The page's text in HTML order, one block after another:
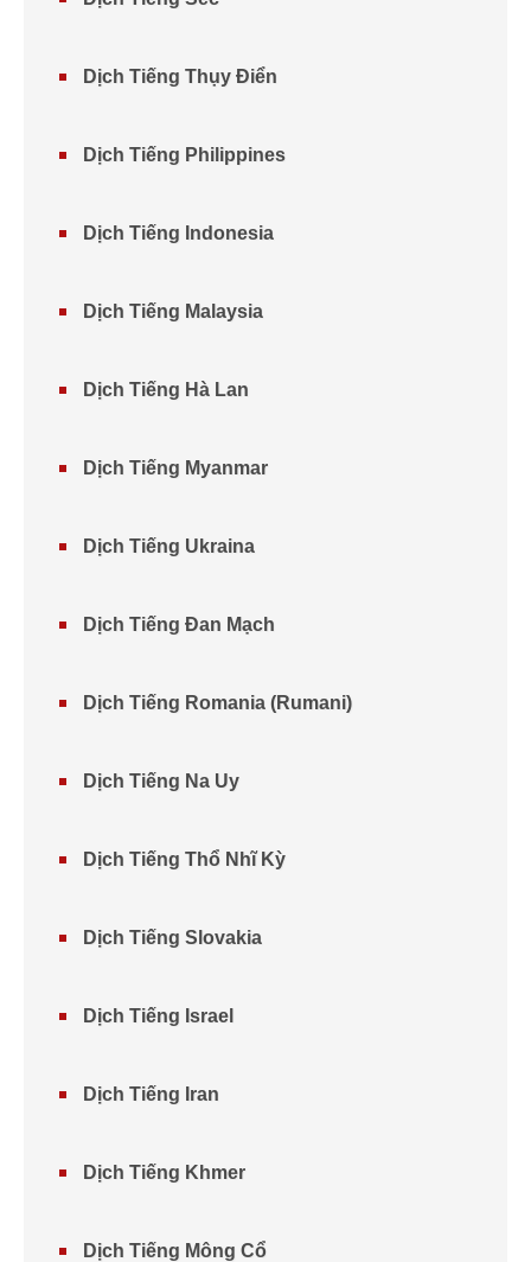
Dịch Tiếng Thụy Điển
Dịch Tiếng Philippines
Dịch Tiếng Indonesia
Dịch Tiếng Malaysia
Dịch Tiếng Hà Lan
Dịch Tiếng Myanmar
Dịch Tiếng Ukraina
Dịch Tiếng Đan Mạch
Dịch Tiếng Romania (Rumani)
Dịch Tiếng Na Uy
Dịch Tiếng Thổ Nhĩ Kỳ
Dịch Tiếng Slovakia
Dịch Tiếng Israel
Dịch Tiếng Iran
Dịch Tiếng Khmer
Dịch Tiếng Mông Cổ